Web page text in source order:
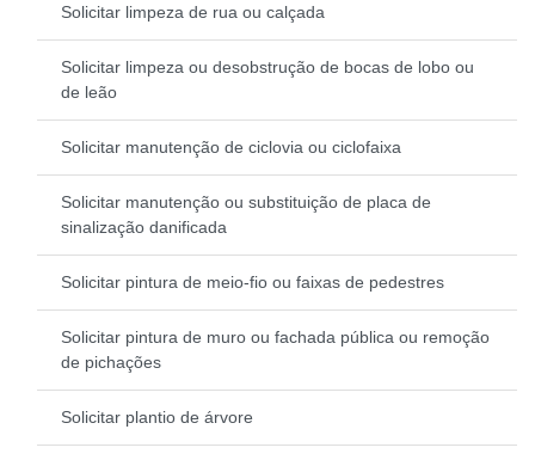
Solicitar limpeza de rua ou calçada
Solicitar limpeza ou desobstrução de bocas de lobo ou
de leão
Solicitar manutenção de ciclovia ou ciclofaixa
Solicitar manutenção ou substituição de placa de
sinalização danificada
Solicitar pintura de meio-fio ou faixas de pedestres
Solicitar pintura de muro ou fachada pública ou remoção
de pichações
Solicitar plantio de árvore